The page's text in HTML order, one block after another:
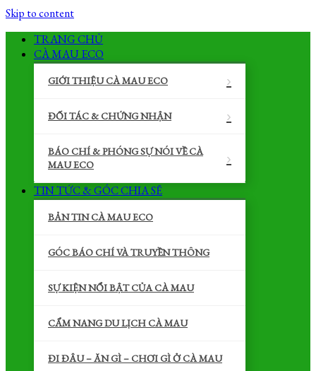
Skip to content
TRANG CHỦ
CÀ MAU ECO
GIỚI THIỆU CÀ MAU ECO
ĐỐI TÁC & CHỨNG NHẬN
BÁO CHÍ & PHÓNG SỰ NÓI VỀ CÀ
MAU ECO
TIN TỨC & GÓC CHIA SẼ
BẢN TIN CÀ MAU ECO
GÓC BÁO CHÍ VÀ TRUYỀN THÔNG
SỰ KIỆN NỔI BẬT CỦA CÀ MAU
CẨM NANG DU LỊCH CÀ MAU
ĐI ĐÂU – ĂN GÌ – CHƠI GÌ Ở CÀ MAU